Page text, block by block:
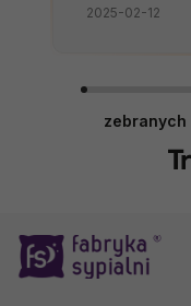
czas, bez
2025-02-12